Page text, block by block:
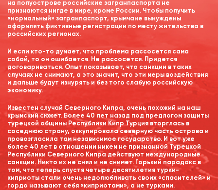
на полуострове российские загранпаспорта не
признаются нигде в мире, кроме России. Чтобы получить
«нормальный» загранпаспорт, крымчане вынуждены
оформлять фиктивные регистрации по месту жительства в
российских регионах.
И если кто-то думает, что проблема рассосется сама
собой, то он ошибается. Не рассосется. Придется
договариваться. Опыт показывает, что санкции в таких
случаях не снимают, а это значит, что эти меры воздействия
и дальше будут изнурять и без того слабую российскую
экономику.
Известен случай Северного Кипра, очень похожий на наш
крымский сюжет. Более 40 лет назад под предлогом защиты
турецкой общины Республики Кипр Турция вторглась в
соседнюю страну, оккупировала северную часть острова и
провозгласила там независимое государство. И вот уже
более 40 лет в отношении никем не признанной Турецкой
Республики Северного Кипра действуют международные
санкции. Никто их не снял и не снимет. Горький парадокс в
том, что теперь спустя четыре десятилетия турки-
киприоты стали очень недолюбливать своих «спасителей» и
гордо называют себя «киприотами», а не турками.